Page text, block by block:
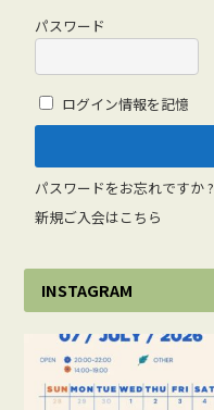
パスワード
ログイン情報を記憶
パスワードをお忘れですか ?
新規ご入会はこちら
INSTAGRAM